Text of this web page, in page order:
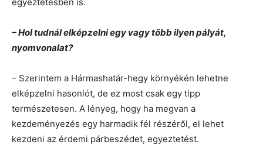
– Hol tudnál elképzelni egy vagy több ilyen pályát,
nyomvonalat?
– Szerintem a Hármashatár-hegy környékén lehetne
elképzelni hasonlót, de ez most csak egy tipp
természetesen. A lényeg, hogy ha megvan a
kezdeményezés egy harmadik fél részéről, el lehet
kezdeni az érdemi párbeszédet, egyeztetést.